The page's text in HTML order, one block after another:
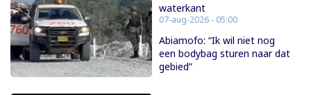
waterkant
07-aug-2026 - 05:00
Abiamofo: “Ik wil niet nog
een bodybag sturen naar dat
gebied”